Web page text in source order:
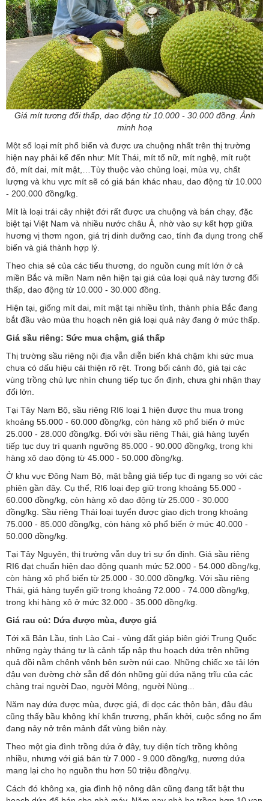
Giá mít tương đối thấp, dao động từ 10.000 - 30.000 đồng. Ảnh
minh hoạ
Một số loại mít phổ biến và được ưa chuộng nhất trên thị trường
hiện nay phải kể đến như: Mít Thái, mít tố nữ, mít nghệ, mít ruột
đỏ, mít dai, mít mật,…Tùy thuộc vào chủng loại, mùa vụ, chất
lượng và khu vực mít sẽ có giá bán khác nhau, dao động từ 10.000
- 200.000 đồng/kg.
Mít là loại trái cây nhiệt đới rất được ưa chuộng và bán chạy, đặc
biệt tại Việt Nam và nhiều nước châu Á, nhờ vào sự kết hợp giữa
hương vị thơm ngon, giá trị dinh dưỡng cao, tính đa dụng trong chế
biến và giá thành hợp lý.
Theo chia sẻ của các tiểu thương, do nguồn cung mít lớn ở cả
miền Bắc và miền Nam nên hiện tại giá của loại quả này tương đối
thấp, dao động từ 10.000 - 30.000 đồng.
Hiện tại, giống mít dai, mít mật tại nhiều tỉnh, thành phía Bắc đang
bắt đầu vào mùa thu hoạch nên giá loại quả này đang ở mức thấp.
Giá sầu riêng: Sức mua chậm, giá thấp
Thị trường sầu riêng nội địa vẫn diễn biến khá chậm khi sức mua
chưa có dấu hiệu cải thiện rõ rệt. Trong bối cảnh đó, giá tại các
vùng trồng chủ lực nhìn chung tiếp tục ổn định, chưa ghi nhận thay
đổi lớn.
Tại Tây Nam Bộ, sầu riêng RI6 loại 1 hiện được thu mua trong
khoảng 55.000 - 60.000 đồng/kg, còn hàng xô phổ biến ở mức
25.000 - 28.000 đồng/kg. Đối với sầu riêng Thái, giá hàng tuyển
tiếp tục duy trì quanh ngưỡng 85.000 - 90.000 đồng/kg, trong khi
hàng xô dao động từ 45.000 - 50.000 đồng/kg.
Ở khu vực Đông Nam Bộ, mặt bằng giá tiếp tục đi ngang so với các
phiên gần đây. Cụ thể, RI6 loại đẹp giữ trong khoảng 55.000 -
60.000 đồng/kg, còn hàng xô dao động từ 25.000 - 30.000
đồng/kg. Sầu riêng Thái loại tuyển được giao dịch trong khoảng
75.000 - 85.000 đồng/kg, còn hàng xô phổ biến ở mức 40.000 -
50.000 đồng/kg.
Tại Tây Nguyên, thị trường vẫn duy trì sự ổn định. Giá sầu riêng
RI6 đạt chuẩn hiện dao động quanh mức 52.000 - 54.000 đồng/kg,
còn hàng xô phổ biến từ 25.000 - 30.000 đồng/kg. Với sầu riêng
Thái, giá hàng tuyển giữ trong khoảng 72.000 - 74.000 đồng/kg,
trong khi hàng xô ở mức 32.000 - 35.000 đồng/kg.
Giá rau củ: Dứa được mùa, được giá
Tới xã Bản Lầu, tỉnh Lào Cai - vùng đất giáp biên giới Trung Quốc
những ngày tháng tư là cảnh tấp nập thu hoạch dứa trên những
quả đồi nằm chênh vênh bên sườn núi cao. Những chiếc xe tải lớn
đậu ven đường chờ sẵn để đón những gùi dứa nặng trĩu của các
chàng trai người Dao, người Mông, người Nùng...
Năm nay dứa được mùa, được giá, đi dọc các thôn bản, đâu đâu
cũng thấy bầu không khí khẩn trương, phấn khởi, cuộc sống no ấm
đang nảy nở trên mảnh đất vùng biên này.
Theo một gia đình trồng dứa ở đây, tuy diện tích trồng không
nhiều, nhưng với giá bán từ 7.000 - 9.000 đồng/kg, nương dứa
mang lại cho họ nguồn thu hơn 50 triệu đồng/vụ.
Cách đó không xa, gia đình hộ nông dân cũng đang tất bật thu